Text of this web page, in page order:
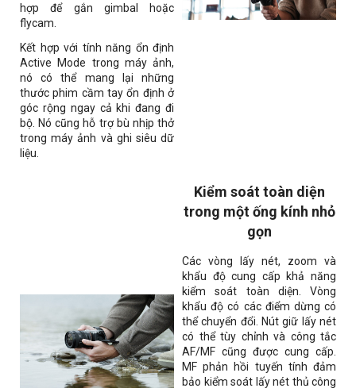
hợp để gắn gimbal hoặc
flycam.
Kết hợp với tính năng ổn định
Active Mode trong máy ảnh,
nó có thể mang lại những
thước phim cầm tay ổn định ở
góc rộng ngay cả khi đang đi
bộ. Nó cũng hỗ trợ bù nhịp thở
trong máy ảnh và ghi siêu dữ
liệu.
Kiểm soát toàn diện
trong một ống kính nhỏ
gọn
Các vòng lấy nét, zoom và
khẩu độ cung cấp khả năng
kiểm soát toàn diện. Vòng
khẩu độ có các điểm dừng có
thể chuyển đổi. Nút giữ lấy nét
có thể tùy chỉnh và công tắc
AF/MF cũng được cung cấp.
MF phản hồi tuyến tính đảm
bảo kiểm soát lấy nét thủ công